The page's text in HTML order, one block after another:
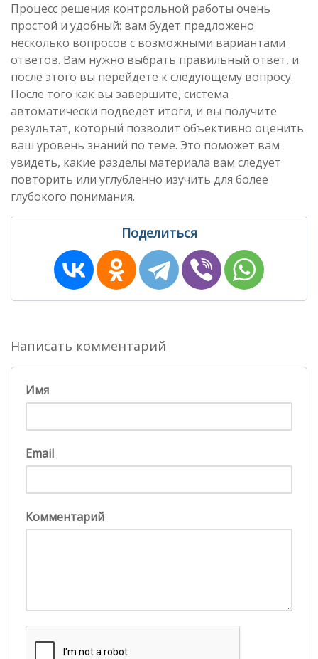
Процесс решения контрольной работы очень
простой и удобный: вам будет предложено
несколько вопросов с возможными вариантами
ответов. Вам нужно выбрать правильный ответ, и
после этого вы перейдете к следующему вопросу.
После того как вы завершите, система
автоматически подведет итоги, и вы получите
результат, который позволит объективно оценить
ваш уровень знаний по теме. Это поможет вам
увидеть, какие разделы материала вам следует
повторить или углубленно изучить для более
глубокого понимания.
Поделиться
Написать комментарий
Имя
Email
Комментарий